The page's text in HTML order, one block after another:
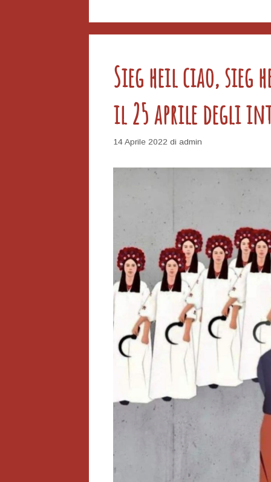
Sieg heil ciao, sieg
il 25 aprile degli
14 Aprile 2022 di admin